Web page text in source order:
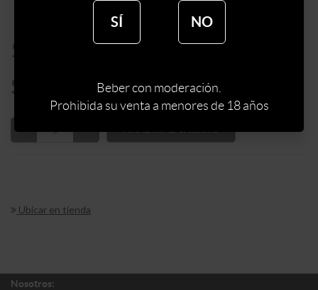
$
$
Ubicar en tienda
Nosotros:
SÍ NO
Beber con moderación.
Prohibida su venta a menores de 18 años